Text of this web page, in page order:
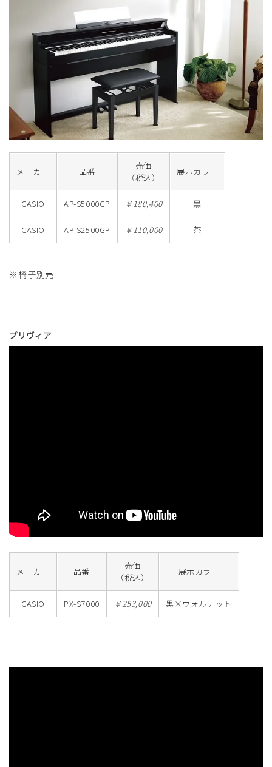
メーカー 品番
売価
（税込）
展示カラー
CASIO AP-S5000GP ￥180,400 黒
CASIO AP-S2500GP ￥110,000 茶
※椅子別売
プリヴィア
メーカー 品番
売価
（税込）
展示カラー
CASIO PX-S7000 ￥253,000 黒×ウォルナット